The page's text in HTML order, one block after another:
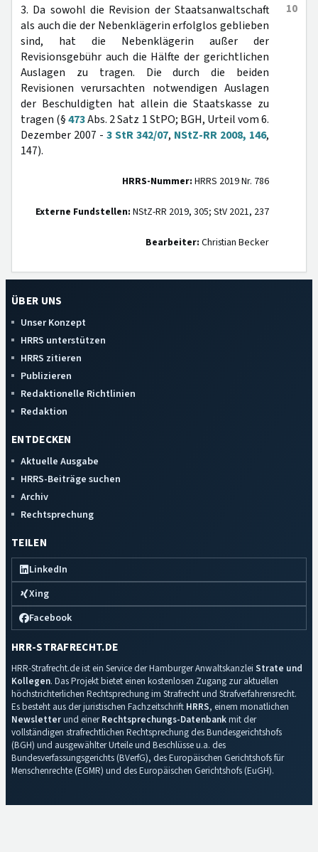
10
3. Da sowohl die Revision der Staatsanwaltschaft
als auch die der Nebenklägerin erfolglos geblieben
sind, hat die Nebenklägerin außer der
Revisionsgebühr auch die Hälfte der gerichtlichen
Auslagen zu tragen. Die durch die beiden
Revisionen verursachten notwendigen Auslagen
der Beschuldigten hat allein die Staatskasse zu
tragen (§473Abs. 2 Satz 1 StPO; BGH, Urteil vom 6.
Dezember 2007 - 3 StR 342/07, NStZ-RR 2008, 146,
147).
HRRS-Nummer: HRRS 2019 Nr. 786
Externe Fundstellen: NStZ-RR 2019, 305; StV 2021, 237
Bearbeiter: Christian Becker
ÜBER UNS
Unser Konzept
HRRS unterstützen
HRRS zitieren
Publizieren
Redaktionelle Richtlinien
Redaktion
ENTDECKEN
Aktuelle Ausgabe
HRRS-Beiträge suchen
Archiv
Rechtsprechung
TEILEN
LinkedIn
Xing
Facebook
HRR-STRAFRECHT.DE
HRR-Strafrecht.de ist ein Service der Hamburger Anwaltskanzlei Strate und
Kollegen. Das Projekt bietet einen kostenlosen Zugang zur aktuellen
höchstrichterlichen Rechtsprechung im Strafrecht und Strafverfahrensrecht.
Es besteht aus der juristischen Fachzeitschrift HRRS, einem monatlichen
Newsletterund einerRechtsprechungs-Datenbankmit der
vollständigen strafrechtlichen Rechtsprechung des Bundesgerichtshofs
(BGH) und ausgewählter Urteile und Beschlüsse u.a. des
Bundesverfassungsgerichts (BVerfG), des Europäischen Gerichtshofs für
Menschenrechte (EGMR) und des Europäischen Gerichtshofs (EuGH).